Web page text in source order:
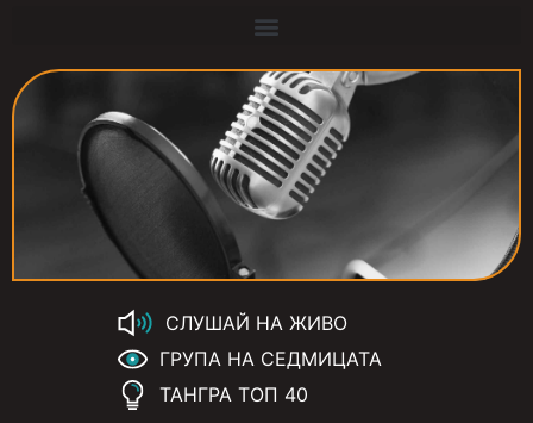
СЛУШАЙ НА ЖИВО
ГРУПА НА СЕДМИЦАТА
ТАНГРА ТОП 40